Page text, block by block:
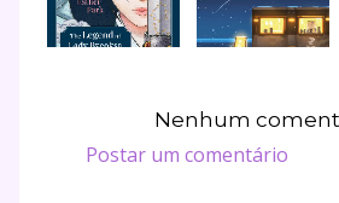
Nenhum
Postar um comentário